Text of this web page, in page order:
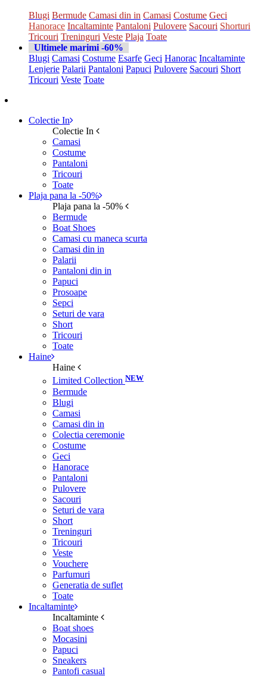
Blugi Bermude Camasi din in Camasi Costume Geci
Hanorace Incaltaminte Pantaloni Pulovere Sacouri Shorturi
Tricouri Treninguri Veste Plaja Toate
Ultimele marimi -60%
Blugi Camasi Costume Esarfe Geci Hanorac Incaltaminte
Lenjerie Palarii Pantaloni Papuci Pulovere Sacouri Short
Tricouri Veste Toate
Colectie In
Colectie In
Camasi
Costume
Pantaloni
Tricouri
Toate
Plaja pana la -50%
Plaja pana la -50%
Bermude
Boat Shoes
Camasi cu maneca scurta
Camasi din in
Palarii
Pantaloni din in
Papuci
Prosoape
Sepci
Seturi de vara
Short
Tricouri
Toate
Haine
Haine
Limited Collection NEW
Bermude
Blugi
Camasi
Camasi din in
Colectia ceremonie
Costume
Geci
Hanorace
Pantaloni
Pulovere
Sacouri
Seturi de vara
Short
Treninguri
Tricouri
Veste
Vouchere
Parfumuri
Generatia de suflet
Toate
Incaltaminte
Incaltaminte
Boat shoes
Mocasini
Papuci
Sneakers
Pantofi casual